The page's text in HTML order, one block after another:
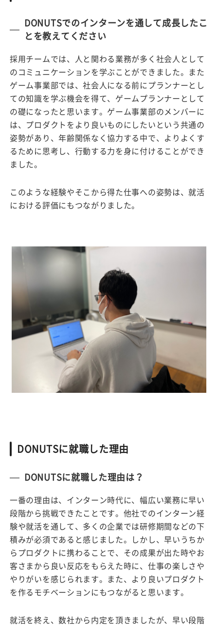
DONUTSでのインターンを通して成長したこ
とを教えてください
採用チームでは、人と関わる業務が多く社会人として
のコミュニケーションを学ぶことができました。また
ゲーム事業部では、社会人になる前にプランナーとし
ての知識を学ぶ機会を得て、ゲームプランナーとして
の礎になったと思います。ゲーム事業部のメンバーに
は、プロダクトをより良いものにしたいという共通の
姿勢があり、年齢関係なく協力する中で、よりよくす
るために思考し、行動する力を身に付けることができ
ました。
このような経験やそこから得た仕事への姿勢は、就活
における評価にもつながりました。
DONUTSに就職した理由
DONUTSに就職した理由は？
一番の理由は、インターン時代に、幅広い業務に早い
段階から挑戦できたことです。他社でのインターン経
験や就活を通して、多くの企業では研修期間などの下
積みが必須であると感じました。しかし、早いうちか
らプロダクトに携わることで、その成果が出た時やお
客さまから良い反応をもらえた時に、仕事の楽しさや
やりがいを感じられます。また、より良いプロダクト
を作るモチベーションにもつながると思います。
就活を終え、数社から内定を頂きましたが、早い段階